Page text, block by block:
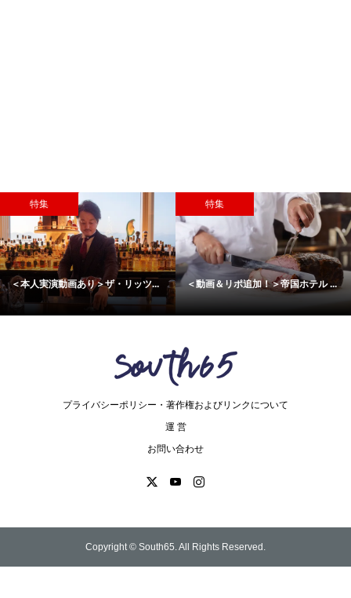
特集
＜本人実演動画あり＞ザ・リッツ...
特集
＜動画＆リポ追加！＞帝国ホテル ...
プライバシーポリシー・著作権およびリンクについて
運 営
お問い合わせ
Copyright © South65. All Rights Reserved.